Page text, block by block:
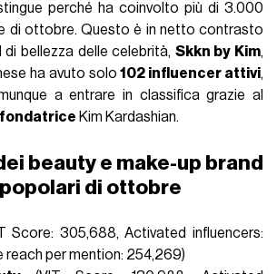
perché ha coinvolto più di 3.000
di ottobre. Questo è in netto contrasto
bellezza delle celebrità, Skkn by Kim,
ha avuto solo102 influencer attivi,
a entrare in classifica grazie al
fondatrice Kim Kardashian.
beauty e make-up brand
di ottobre
Score: 305,688, Activated influencers:
reach per mention: 254,269)